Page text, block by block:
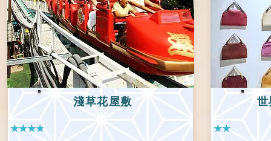
淺草花屋敷
★★★★
世
★★